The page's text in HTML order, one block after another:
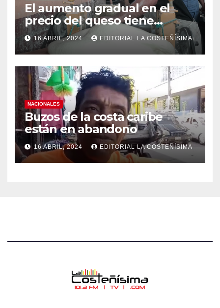
El aumento gradual en el
precio del queso tiene
efectos a las Panaderias
16 ABRIL, 2024 EDITORIAL LA COSTEÑÍSIMA
NACIONALES
Buzos de la costa caribe
están en abandono
16 ABRIL, 2024 EDITORIAL LA COSTEÑÍSIMA